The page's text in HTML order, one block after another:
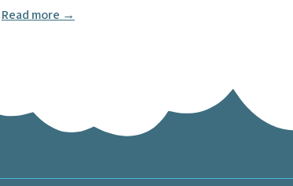
Read more →